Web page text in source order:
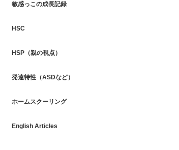
敏感っこの成長記録
HSC
HSP（親の視点）
発達特性（ASDなど）
ホームスクーリング
English Articles